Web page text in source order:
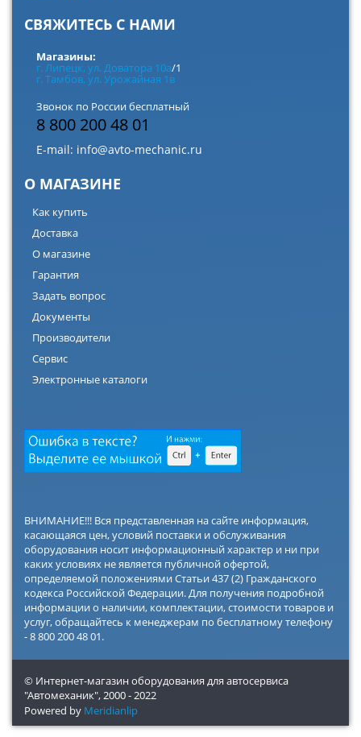
СВЯЖИТЕСЬ С НАМИ
Магазины:
г. Липецк, ул. Доватора 10а/1
г. Тамбов, ул. Урожайная 1в
Звонок по России бесплатный
8 800 200 48 01
E-mail: info@avto-mechanic.ru
О МАГАЗИНЕ
Как купить
Доставка
О магазине
Гарантия
Задать вопрос
Документы
Производители
Сервис
Электронные каталоги
ВНИМАНИЕ!!! Вся представленная на сайте информация,
касающаяся цен, условий поставки и обслуживания
оборудования носит информационный характер и ни при
каких условиях не является публичной офертой,
определяемой положениями Статьи 437 (2) Гражданского
кодекса Российской Федерации. Для получения подробной
информации о наличии, комплектации, стоимости товаров и
услуг, обращайтесь к менеджерам по бесплатному телефону
- 8 800 200 48 01.
© Интернет-магазин оборудования для автосервиса
"Автомеханик",2000 - 2022
Powered by Meridianlip